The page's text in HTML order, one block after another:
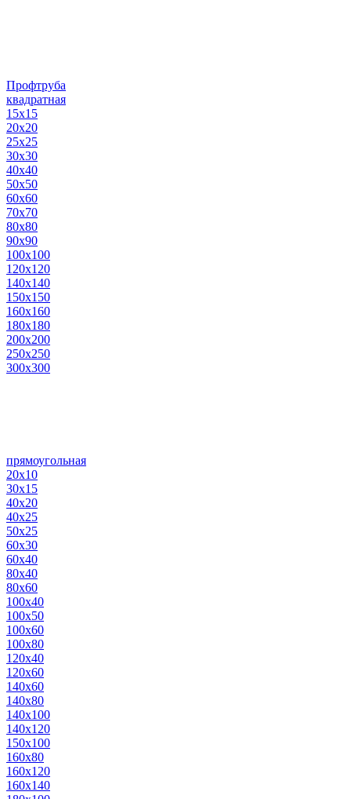
Профтруба
квадратная
15х15
20х20
25х25
30х30
40х40
50х50
60х60
70х70
80х80
90х90
100х100
120х120
140х140
150х150
160х160
180х180
200х200
250х250
300х300
прямоугольная
20х10
30х15
40х20
40х25
50х25
60х30
60х40
80х40
80х60
100х40
100х50
100х60
100х80
120х40
120х60
140х60
140х80
140х100
140х120
150х100
160х80
160х120
160х140